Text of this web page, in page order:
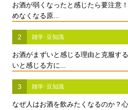
お酒が弱くなったと感じたら要注意
めなくなる原...
2 雑学･豆知識
お酒がまずいと感じる理由と克服す
いと感じる方に...
3 雑学･豆知識
なぜ人はお酒を飲みたくなるのか？